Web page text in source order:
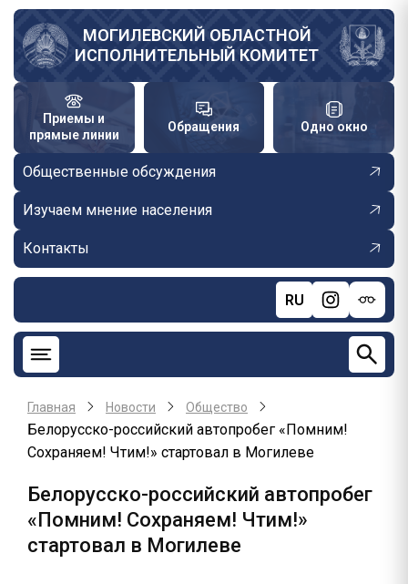
Перейти
основному
содержанию
МОГИЛЕВСКИЙ ОБЛАСТНОЙ
ИСПОЛНИТЕЛЬНЫЙ КОМИТЕТ
Приемы и
прямые линии
Обращения Одно окно
Общественные обсуждения
Изучаем мнение населения
Контакты
RU
Главная Новости Общество
Белорусско-российский автопробег «Помним!
Сохраняем! Чтим!» стартовал в Могилеве
Белорусско-российский автопробег
«Помним! Сохраняем! Чтим!»
стартовал в Могилеве